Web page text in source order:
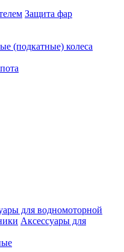
Защита фар
(подкатные) колеса
для водномоторной
Аксессуары для